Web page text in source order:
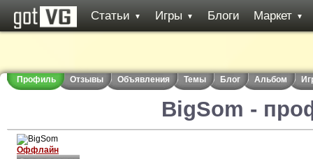
Статьи ▼ Игры ▼ Блоги Маркет ▼
Профиль Отзывы Объявления Темы Блог Альбом
BigSom -
Оффлайн